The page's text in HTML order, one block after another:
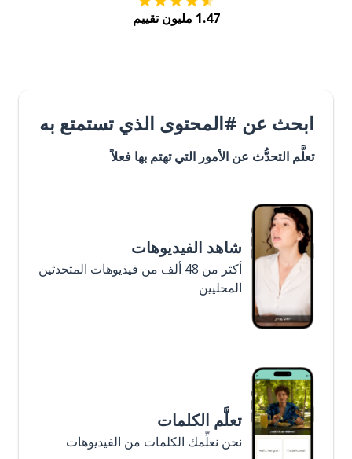
1.47 مليون تقييم
ابحث عن #المحتوى الذي تستمتع به
تعلَّم التحدُّث عن الأمور التي تهتم بها فعلاً
شاهد الفيديوهات
أكثر من 48 ألف من فيديوهات المتحدثين
المحليين
تعلَّم الكلمات
نحن نعلِّمك الكلمات من الفيديوهات